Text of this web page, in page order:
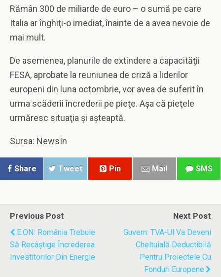
Rămân 300 de miliarde de euro – o sumă pe care
Italia ar înghiţi-o imediat, înainte de a avea nevoie de
mai mult.
De asemenea, planurile de extindere a capacităţii
FESA, aprobate la reuniunea de criză a liderilor
europeni din luna octombrie, vor avea de suferit în
urma scăderii încrederii pe pieţe. Aşa că pieţele
urmăresc situaţia şi aşteaptă.
Sursa: NewsIn
Share Tweet Pin Mail SMS
Previous Post
E.ON: România Trebuie
Să Recâştige Încrederea
Investitorilor Din Energie
Next Post
Guvern: TVA-Ul Va Deveni
Cheltuială Deductibilă
Pentru Proiectele Cu
Fonduri Europene